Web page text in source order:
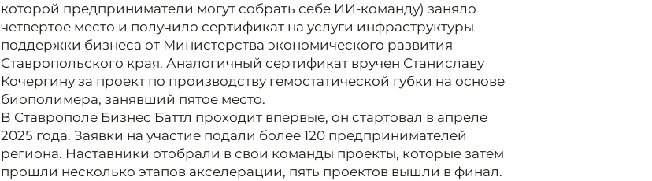
которой предприниматели могут собрать себе ИИ-команду) заняло
четвертое место и получило сертификат на услуги инфраструктуры
поддержки бизнеса от Министерства экономического развития
Ставропольского края. Аналогичный сертификат вручен Станиславу
Кочергину за проект по производству гемостатической губки на основе
биополимера, занявший пятое место.
В Ставрополе Бизнес Баттл проходит впервые, он стартовал в апреле
2025 года. Заявки на участие подали более 120 предпринимателей
региона. Наставники отобрали в свои команды проекты, которые затем
прошли несколько этапов акселерации, пять проектов вышли в финал.